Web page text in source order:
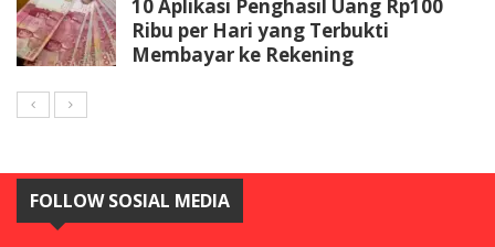
10 Aplikasi Penghasil Uang Rp100
Ribu per Hari yang Terbukti
Membayar ke Rekening
FOLLOW SOSIAL MEDIA